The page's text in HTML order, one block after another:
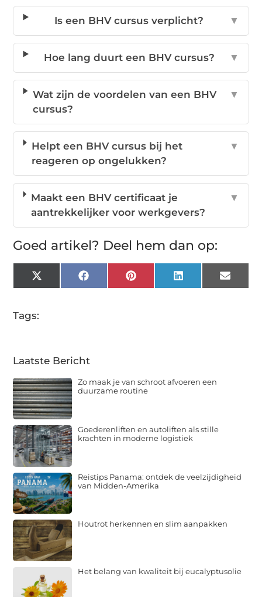
Is een BHV cursus verplicht? ▼
Hoe lang duurt een BHV cursus? ▼
Wat zijn de voordelen van een BHV
cursus?
▼
Helpt een BHV cursus bij het
reageren op ongelukken?
▼
Maakt een BHV certificaat je
aantrekkelijker voor werkgevers?
▼
Goed artikel? Deel hem dan op:
X
(Twitter)
FacebookPinterestLinkedInEmail
Tags:
Laatste Bericht
Zo maak je van schroot afvoeren een
duurzame routine
Goederenliften en autoliften als stille
krachten in moderne logistiek
Reistips Panama: ontdek de veelzijdigheid
van Midden-Amerika
Houtrot herkennen en slim aanpakken
Het belang van kwaliteit bij eucalyptusolie